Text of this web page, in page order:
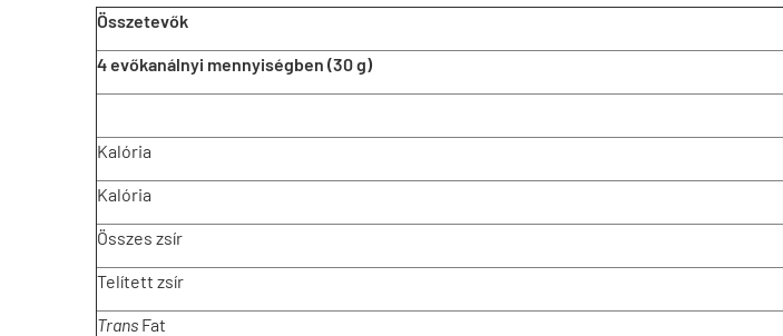
Összetevők
4 evőkanálnyi mennyiségben (30 g)
Kalória
Kalória
Összes zsír
Telített zsír
Trans Fat